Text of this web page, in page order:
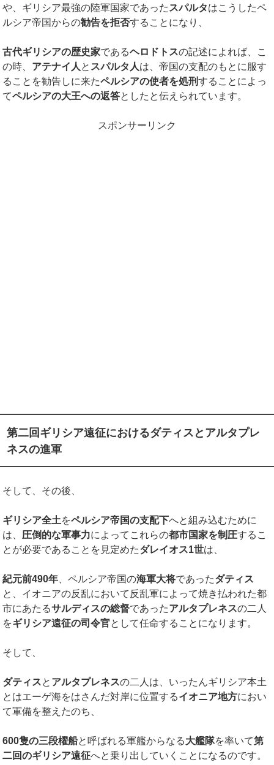
や、ギリシア最強の陸軍国家であった スパルタはこうしたペ
ルシア帝国からの勧告を拒否することになり、
古代ギリシアの歴史家であるヘロドトスの記述によれば、こ
の時、 アテナイ人 と スパルタ人は、帝国の支配のもとに服す
ることを勧告しに来たペルシアの使者を処刑することによっ
てペルシアの大王への返答としたと伝えられています。
スポンサーリンク
第二回ギリシア遠征におけるダティスとアルタプレ
ネスの進軍
そして、その後、
ギリシア全土をペルシア帝国の支配下へと組み込むために
は、圧倒的な軍事力によってこれらの都市国家を制圧するこ
とが必要であることを見定めたダレイオス1世は、
紀元前490年、ペルシア帝国の海軍大将であったダティス
と、イオニアの反乱において反乱軍によって焼き払われた都
市にあたるサルディスの総督であったアルタプレネスの二人
をギリシア遠征の司令官として任命することになります。
そして、
ダティスと アルタプレネスの二人は、いったんギリシア本土
とはエーゲ海をはさんだ対岸に位置するイオニア地方におい
て軍備を整えたのち、
600隻の三段櫂船と呼ばれる軍艦からなる大艦隊を率いて第
二回のギリシア遠征へと乗り出していくことになるのです。